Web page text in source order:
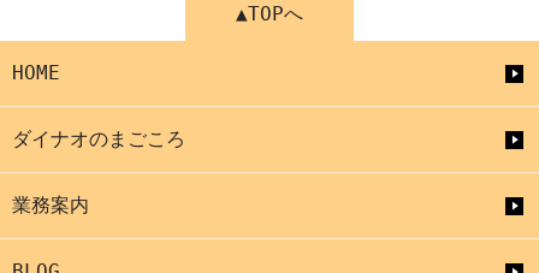
▲TOPへ
HOME
ダイナオのまごころ
業務案内